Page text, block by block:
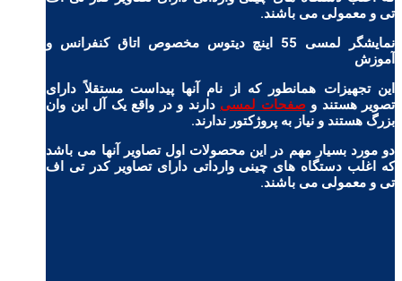
تی و معمولی می باشند.
نمایشگر لمسی 55 اینچ دیتوس مخصوص اتاق کنفرانس و
آموزش
این تجهیزات همانطور که از نام آنها پیداست مستقلاً دارای
تصویر هستند وصفحات لمسی دارند و در واقع یک آل این وان
بزرگ هستند و نیاز به پروژکتور ندارند.
دو مورد بسیار مهم در این محصولات اول تصاویر آنها می باشد
که اغلب دستگاه های چینی وارداتی دارای تصاویر کدر تی اف
تی و معمولی می باشند.